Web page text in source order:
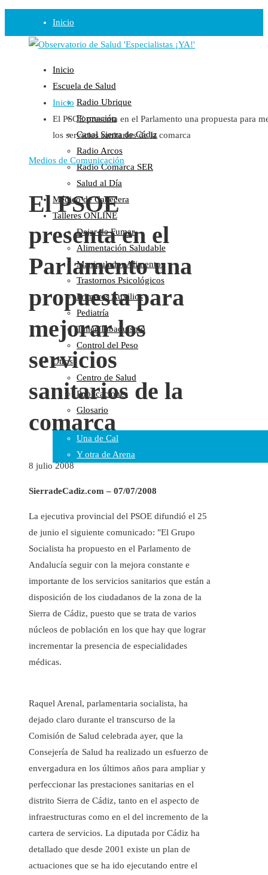
Inicio
Observatorio
Opinión
Radio
Guadalinfo Salud
Radio Guadalete
COPE Pontevedra
Salud en Radio Ubrique
Salud en Verano
Plataforma
Manifiestos
Comunicados
En nuestra Web
Colaboraciones
Cartas al Director
Medios de Comunicación
Otros
Vídeos
Audio
Cara Oscura Sanidad
Humor
Cal y Arena
Una de Cal
Y otra de Arena
Newsletter
Inicio
Escuela de Salud
Radio Ubrique
Formación
Canal Sierra de Cádiz
Radio Arcos
Radio Comarca SER
Salud al Día
Médico de Cabecera
Talleres ONLINE
Dejar de Fumar
Alimentación Saludable
Manipulador Alimentos
Trastornos Psicológicos
Primeros Auxilios
Pediatría
Taller Tabaquismo
Control del Peso
Otros
Centro de Salud
Publicaciones
Glosario
Inicio
El PSOE presenta en el Parlamento una propuesta para
los servicios sanitarios de la comarca
Medios de Comunicación
El PSOE
presenta en el
Parlamento una
propuesta para
mejorar los
servicios
sanitarios de la
comarca
8 julio 2008
SierradeCadiz.com – 07/07/2008
La ejecutiva provincial del PSOE difundió el 25
de junio el siguiente comunicado: "El Grupo
Socialista ha propuesto en el Parlamento de
Andalucía seguir con la mejora constante e
importante de los servicios sanitarios que están a
disposición de los ciudadanos de la zona de la
Sierra de Cádiz, puesto que se trata de varios
núcleos de población en los que hay que lograr
incrementar la presencia de especialidades
médicas.
Raquel Arenal, parlamentaria socialista, ha
dejado claro durante el transcurso de la
Comisión de Salud celebrada ayer, que la
Consejería de Salud ha realizado un esfuerzo de
envergadura en los últimos años para ampliar y
perfeccionar las prestaciones sanitarias en el
distrito Sierra de Cádiz, tanto en el aspecto de
infraestructuras como en el del incremento de la
cartera de servicios. La diputada por Cádiz ha
detallado que desde 2001 existe un plan de
actuaciones que se ha ido ejecutando entre el